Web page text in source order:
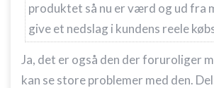
produktet så nu er værd og ud fra
give et nedslag i kundens reele
Ja, det er også den der foruroliger
kan se store problemer med den.